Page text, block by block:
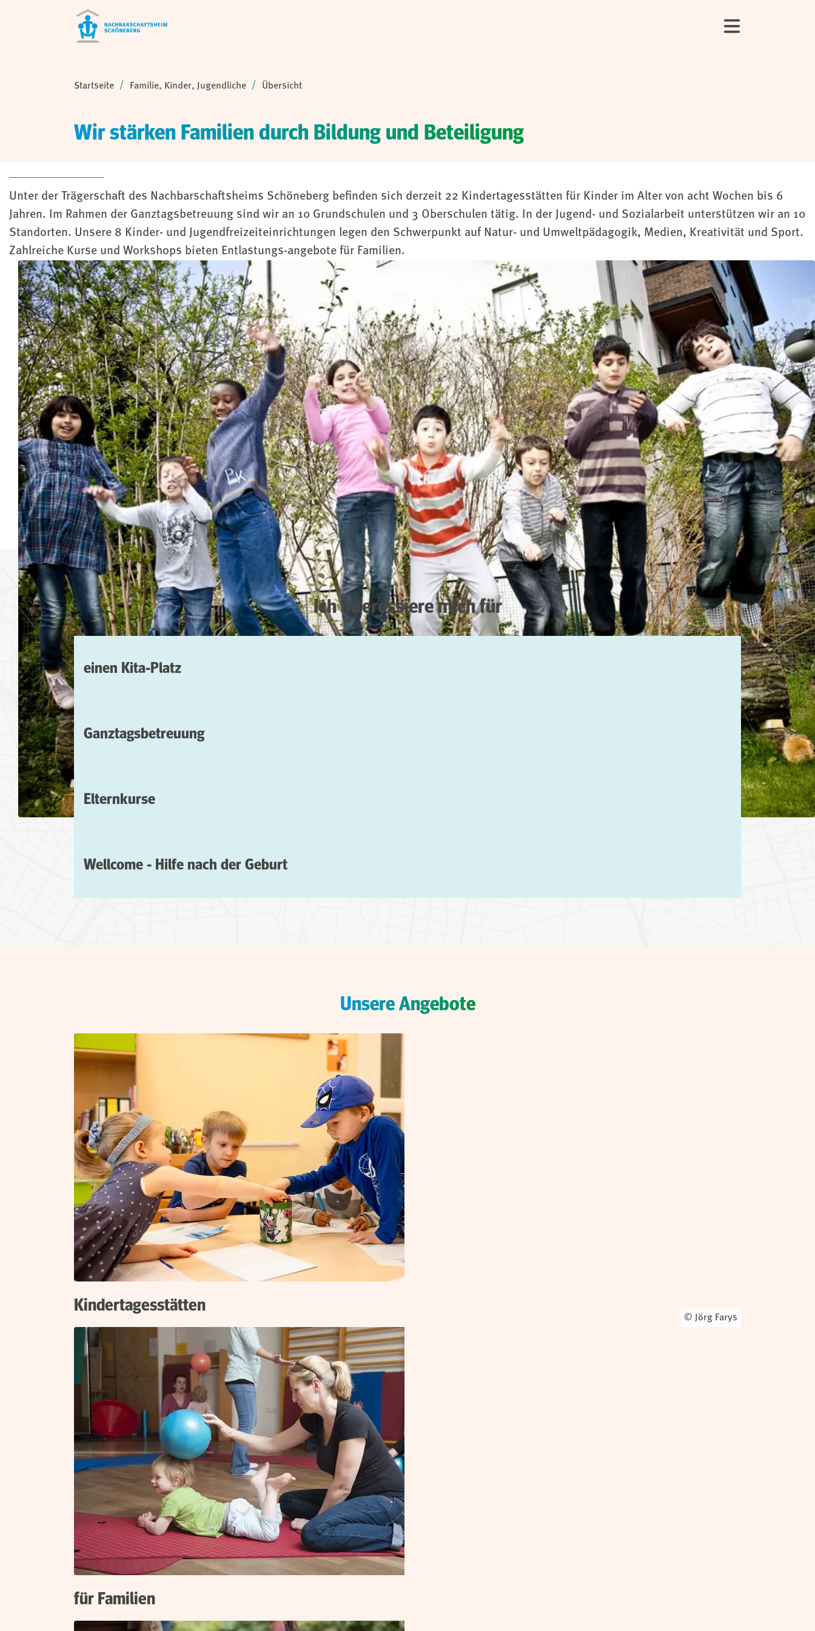
Sie sind hier:
Startseite Familie, Kinder, Jugendliche Übersicht
Wir stärken Familien durch Bildung und Beteiligung
Unter der Trägerschaft des Nachbarschaftsheims Schöneberg befinden sich derzeit 22 Kindertagesstätten für Kinder im Alter von acht Wochen bis 6
Jahren. Im Rahmen der Ganztagsbetreuung sind wir an 10 Grundschulen und 3 Oberschulen tätig. In der Jugend- und Sozialarbeit unterstützen wir an 10
Standorten. Unsere 8 Kinder- und Jugendfreizeiteinrichtungen legen den Schwerpunkt auf Natur- und Umweltpädagogik, Medien, Kreativität und Sport.
Zahlreiche Kurse und Workshops bieten Entlastungs-angebote für Familien.
Ich interessiere mich für
einen Kita-Platz
Ganztags­betreuung
Elternkurse
Wellcome - Hilfe nach der Geburt
Unsere Angebote
© Jörg Farys
Kindertagesstätten
für Familien